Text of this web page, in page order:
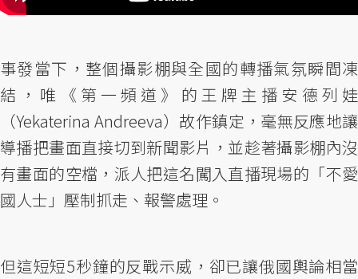
事發當下，整個攝影棚與全國的轉播氣氛瞬間凍
結，唯《第一頻道》的王牌主播安德列娃
（Yekaterina Andreeva）故作鎮定，毫無反應地讓
導播把畫面直接切到新聞影片，並趁著攝影棚內沒
有畫面的空檔，派人把這名闖入直播現場的「不愛
國人士」壓制抓走、報警處理。
但這短短5秒鐘的反戰示威，卻已讓俄國輿論相當